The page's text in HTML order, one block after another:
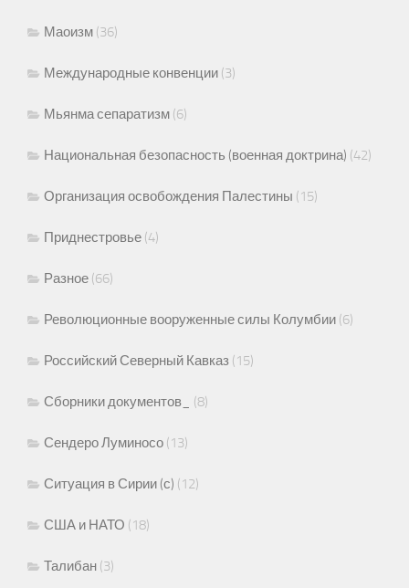
Маоизм (36)
Международные конвенции (3)
Мьянма сепаратизм (6)
Национальная безопасность (военная доктрина) (42)
Организация освобождения Палестины (15)
Приднестровье (4)
Разное (66)
Революционные вооруженные силы Колумбии (6)
Российский Северный Кавказ (15)
Сборники документов_ (8)
Сендеро Луминосо (13)
Ситуация в Сирии (с) (12)
США и НАТО (18)
Талибан (3)